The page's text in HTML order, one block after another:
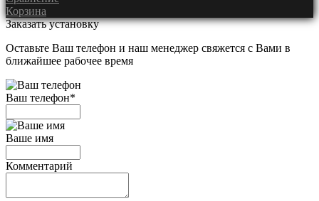
Корзина
Заказать установку
Оставьте Ваш телефон и наш менеджер свяжется с Вами в
ближайшее рабочее время
Ваш телефон*
Ваше имя
Комментарий